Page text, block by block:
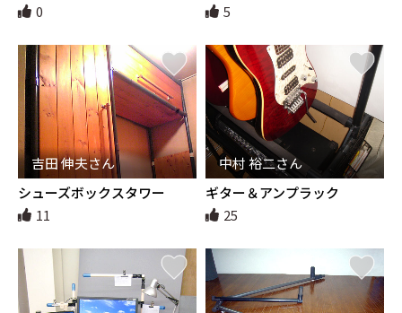
0
5
吉田 伸夫さん
シューズボックスタワー
11
中村 裕二さん
ギター＆アンプラック
25